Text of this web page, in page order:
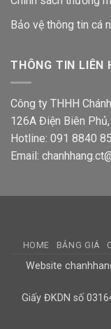
Bảo vệ thông tin cá
THÔNG TIN LIÊN
Công ty THHH
126A Điện Biên Phủ,
Hotline: 091 8840
Email:
HOME BẢNG GIÁ
Website
Giấy ĐKDN số